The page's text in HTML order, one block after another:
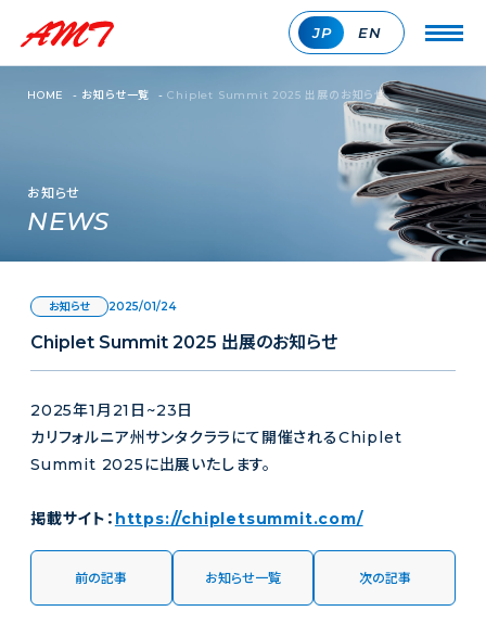
JP EN
HOME - お知らせ一覧 -Chiplet Summit 2025 出展のお知らせ
お知らせ
NEWS
お知らせ 2025/01/24
Chiplet Summit 2025 出展のお知らせ
2025年1月21日~23日
カリフォルニア州サンタクララにて開催されるChiplet
Summit 2025に出展いたします。
掲載サイト： https://chipletsummit.com/
前の記事 お知らせ一覧 次の記事